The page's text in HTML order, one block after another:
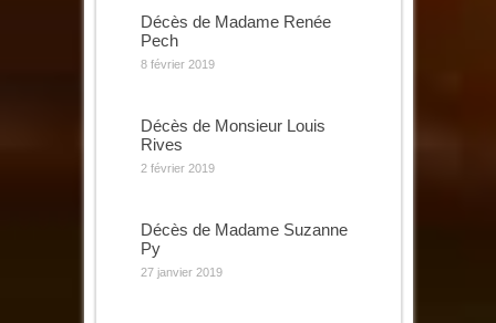
Décès de Madame Renée
Pech
8 février 2019
Décès de Monsieur Louis
Rives
2 février 2019
Décès de Madame Suzanne
Py
27 janvier 2019